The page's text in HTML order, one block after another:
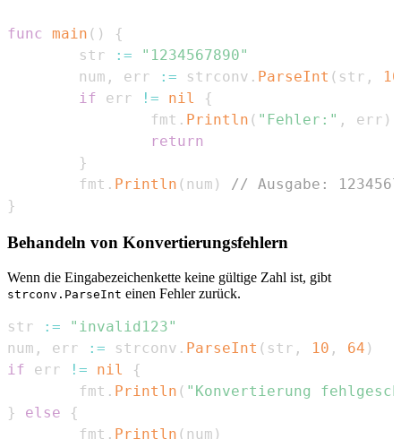
func main ( )
{
        str
:=
"1234567890"
        num
, err := strconv . ParseInt ( str ,
10
if err != nil
{
                fmt
. Println ( "Fehler:" , err )
return
}
        fmt
. Println ( num )
// Ausgabe:
}
Behandeln von Konvertierungsfehlern
Wenn die Eingabezeichenkette keine gültige Zahl ist, gibt
strconv.ParseInt einen Fehler zurück.
str :=
"invalid123"
num , err := strconv . ParseInt ( str , 10 , 64 )
if err != nil
{
        fmt
. Println ( "Konvertierung
}
else
{
        fmt
. Println ( num )